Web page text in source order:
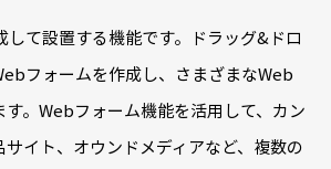
て設置する機能です。ドラッグ&ドロ
フォームを作成し、さまざまなWeb
。Webフォーム機能を活用して、カン
イト、オウンドメディアなど、複数の